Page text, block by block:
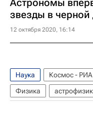
звезды в
12 октября 2020, 16:14
Наука Космос - РИА
Физика